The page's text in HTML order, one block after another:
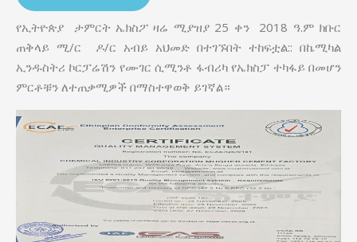
የኢትዮጵያ ታምርት ኤክስፖ ዛሬ ሚያዝያ 25 ቀን 2018 ዓ.ም ክቡር
ጠቅላይ ሚ/ር ዶ/ር አብይ አህመድ በተገኙበት ተከፍቷል:: በኬሚካል
ኢንዱስትሪ ኮርፓሬሽን የሙገር ሲሚንቶ ፋብሪካ የኤክስፓ ተካፋይ በመሆን
ምርቶቹን ለተጠቃሚዎች በማስተዋወቅ ይገኛል።